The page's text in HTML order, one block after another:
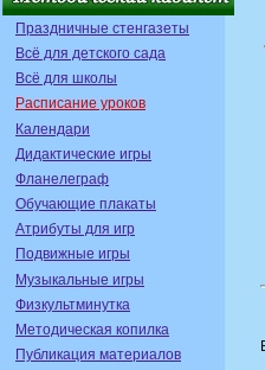
Праздничные стенгазеты
Всё для детского сада
Всё для школы
Расписание уроков
Календари
Дидактические игры
Фланелеграф
Обучающие плакаты
Атрибуты для игр
Подвижные игры
Музыкальные игры
Физкультминутка
Методическая копилка
Публикация материалов